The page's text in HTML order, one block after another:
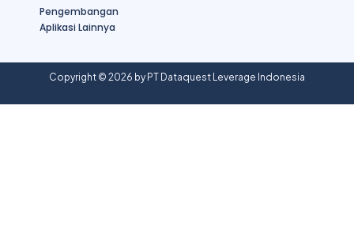
Pengembangan
Aplikasi Lainnya
Copyright © 2026 by PT Dataquest Leverage Indonesia